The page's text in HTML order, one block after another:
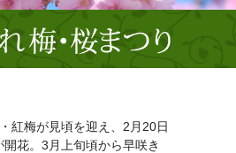
紅梅が見頃を迎え、2月20日
花。3月上旬頃から早咲き